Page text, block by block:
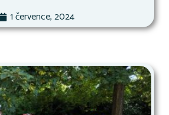
1 července, 2024